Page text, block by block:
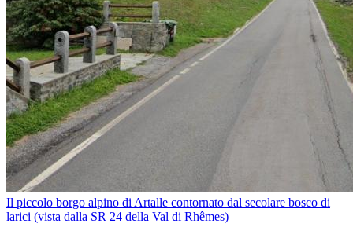
Il piccolo borgo alpino di Artalle contornato dal secolare bosco di
larici (vista dalla SR 24 della Val di Rhêmes)